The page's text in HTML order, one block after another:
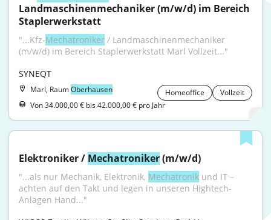
Landmaschinenmechaniker (m/w/d) im Bereich
Staplerwerkstatt
"...Kfz-Mechatroniker / Landmaschinenmechaniker
(m/w/d) im Bereich Staplerwerkstatt Marl Vollzeit..."
SYNEQT
Marl, RaumOberhausen Homeoffice
Vollzeit
Von 34.000,00 € bis 42.000,00 € pro Jahr
Elektroniker / Mechatroniker (m/w/d)
"...als nur Mechanik, Elektronik, Mechatronik und IT –
achten auf den Takt und legen in unseren Hightech-
Anlagen Hand..."